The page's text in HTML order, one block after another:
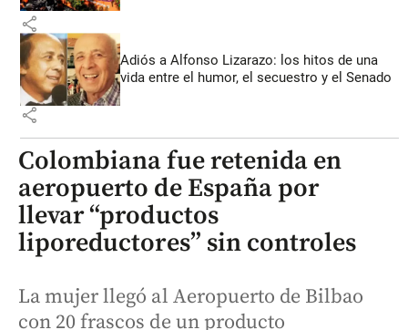
share
Adiós a Alfonso Lizarazo: los hitos de una
vida entre el humor, el secuestro y el Senado
share
Colombiana fue retenida en
aeropuerto de España por
llevar “productos
liporeductores” sin controles
La mujer llegó al Aeropuerto de Bilbao
con 20 frascos de un producto